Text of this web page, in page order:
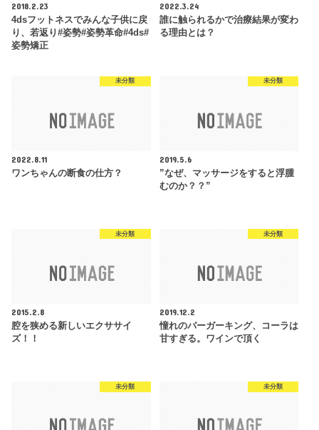
2018.2.23
4dsフットネスでみんな子供に戻
り、若返り#姿勢#姿勢革命#4ds#
姿勢矯正
2022.3.24
誰に触られるかで治療結果が変わ
る理由とは？
未分類
2022.8.11
ワンちゃんの断食の仕方？
未分類
2019.5.6
”なぜ、マッサージをすると浮腫
むのか？？”
未分類
2015.2.8
腔を狭める新しいエクササイ
ズ！！
未分類
2019.12.2
憧れのバーガーキング、コーラは
甘すぎる。ワインで頂く
未分類 未分類